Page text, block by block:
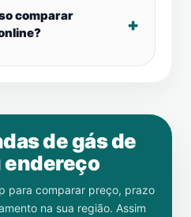
comparar
de gás de
endereço
para comparar preço, prazo
na sua região. Assim